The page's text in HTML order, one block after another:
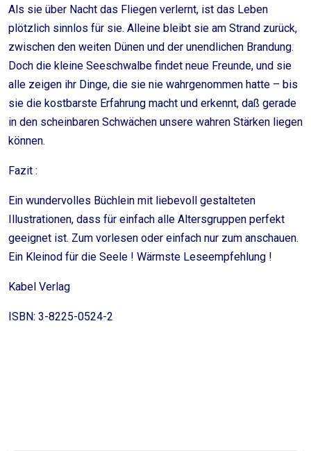
Als sie über Nacht das Fliegen verlernt, ist das Leben
plötzlich sinnlos für sie. Alleine bleibt sie am Strand zurück,
zwischen den weiten Dünen und der unendlichen Brandung.
Doch die kleine Seeschwalbe findet neue Freunde, und sie
alle zeigen ihr Dinge, die sie nie wahrgenommen hatte – bis
sie die kostbarste Erfahrung macht und erkennt, daß gerade
in den scheinbaren Schwächen unsere wahren Stärken liegen
können.
Fazit :
Ein wundervolles Büchlein mit liebevoll gestalteten
Illustrationen, dass für einfach alle Altersgruppen perfekt
geeignet ist. Zum vorlesen oder einfach nur zum anschauen.
Ein Kleinod für die Seele ! Wärmste Leseempfehlung !
Kabel Verlag
ISBN: 3-8225-0524-2